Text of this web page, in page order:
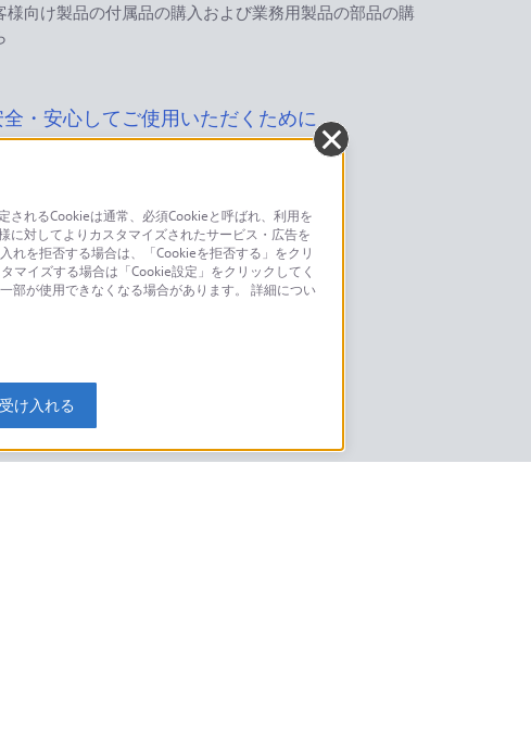
様向け製品の付属品の購入および業務用製品の部品の購
・安心してご使用いただくために
るお問い合わせ
様はこちら
品
ーズモデルに関してのご案内はこちら
れるCookieは通常、必須Cookieと呼ばれ、利用を
対してよりカスタマイズされたサービス・広告を
れを拒否する場合は、「Cookieを拒否する」をクリ
マイズする場合は「Cookie設定」をクリックしてく
部が使用できなくなる場合があります。 詳細につい
け入れる